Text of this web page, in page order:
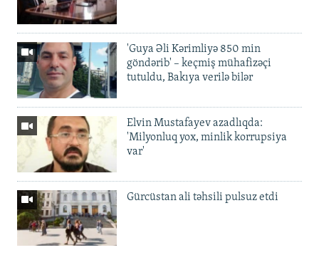
'Guya Əli Kərimliyə 850 min
göndərib' – keçmiş mühafizəçi
tutuldu, Bakıya verilə bilər
Elvin Mustafayev azadlıqda:
'Milyonluq yox, minlik korrupsiya
var'
Gürcüstan ali təhsili pulsuz etdi